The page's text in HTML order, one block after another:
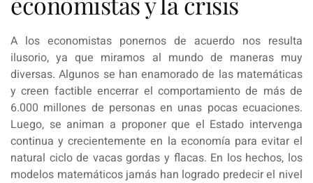
A los economistas ponernos de acuerdo nos resulta
ilusorio, ya que miramos al mundo de maneras muy
diversas. Algunos se han enamorado de las matemáticas
y creen factible encerrar el comportamiento de más de
6.000 millones de personas en unas pocas ecuaciones.
Luego, se animan a proponer que el Estado intervenga
continua y crecientemente en la economía para evitar el
natural ciclo de vacas gordas y flacas. En los hechos, los
modelos matemáticos jamás han logrado predecir el nivel